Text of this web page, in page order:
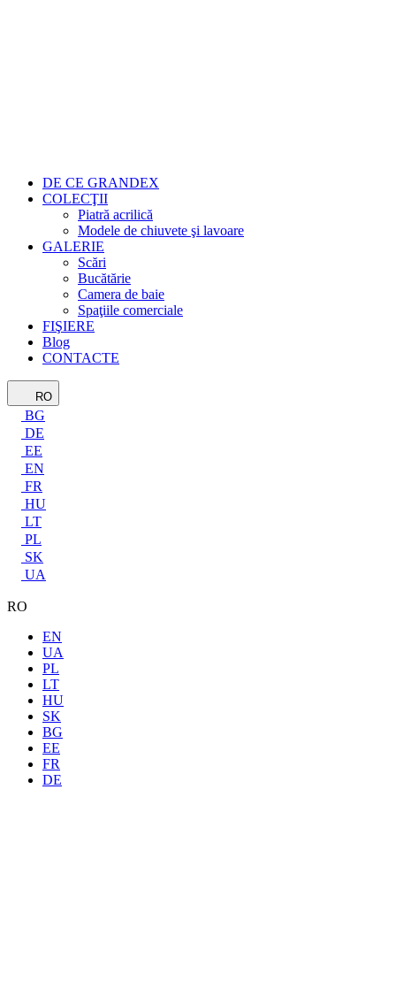
DE CE GRANDEX
COLECŢII
Piatră acrilică
Modele de chiuvete şi lavoare
GALERIE
Scări
Bucătărie
Camera de baie
Spaţiile comerciale
FIŞIERE
Blog
CONTACTE
RO
BG
DE
EE
EN
FR
HU
LT
PL
SK
UA
RO
EN
UA
PL
LT
HU
SK
BG
EE
FR
DE